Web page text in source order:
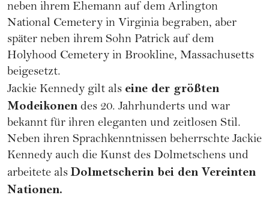
neben ihrem Ehemann auf dem Arlington
National Cemetery in Virginia begraben, aber
später neben ihrem Sohn Patrick auf dem
Holyhood Cemetery in Brookline, Massachusetts
beigesetzt.
Jackie Kennedy gilt als eine der größten
Modeikonen des 20. Jahrhunderts und war
bekannt für ihren eleganten und zeitlosen Stil.
Neben ihren Sprachkenntnissen beherrschte Jackie
Kennedy auch die Kunst des Dolmetschens und
arbeitete alsDolmetscherin bei den Vereinten
Nationen.